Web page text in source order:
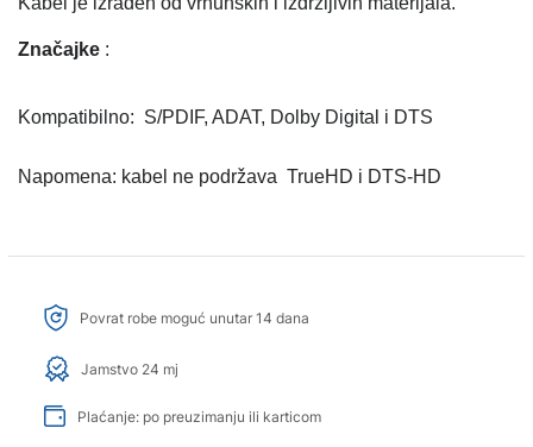
Značajke :
Kompatibilno: S/PDIF, ADAT, Dolby Digital i DTS
Napomena: kabel ne podržava TrueHD i DTS-HD
Povrat robe moguć unutar 14 dana
Jamstvo 24 mj
Plaćanje: po preuzimanju ili karticom